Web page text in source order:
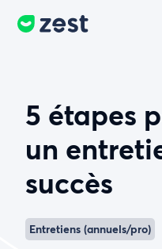
5 étapes
un
succès
Entretiens (annuels/pro)